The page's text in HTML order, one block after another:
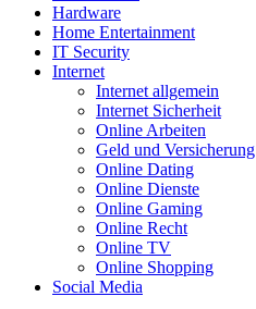
Hardware
Home Entertainment
IT Security
Internet
Internet allgemein
Internet Sicherheit
Online Arbeiten
Geld und Versicherung
Online Dating
Online Dienste
Online Gaming
Online Recht
Online TV
Online Shopping
Social Media